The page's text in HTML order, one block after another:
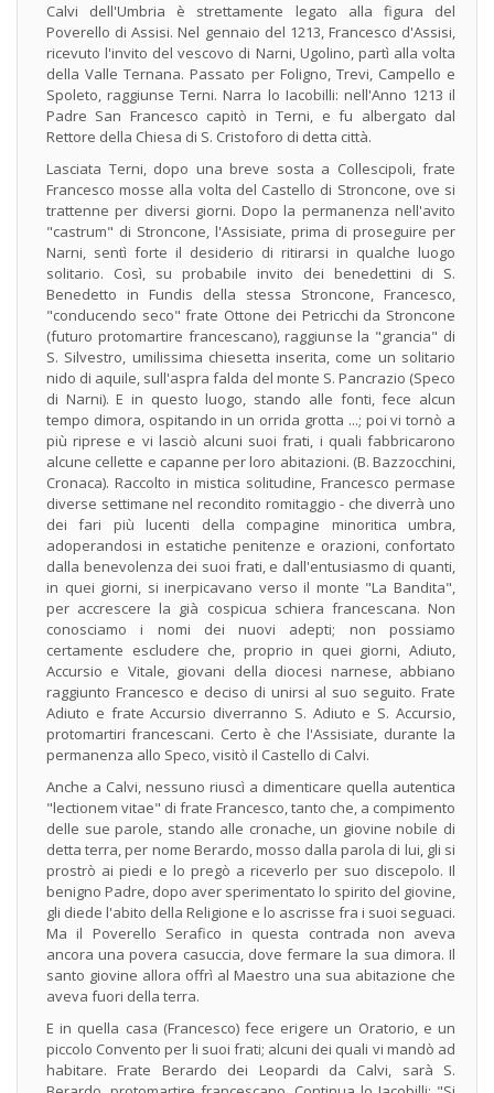
Calvi dell'Umbria è strettamente legato alla figura del
Poverello di Assisi. Nel gennaio del 1213, Francesco d'Assisi,
ricevuto l'invito del vescovo di Narni, Ugolino, partì alla volta
della Valle Ternana. Passato per Foligno, Trevi, Campello e
Spoleto, raggiunse Terni. Narra lo Iacobilli: nell'Anno 1213 il
Padre San Francesco capitò in Terni, e fu albergato dal
Rettore della Chiesa di S. Cristoforo di detta città.
Lasciata Terni, dopo una breve sosta a Collescipoli, frate
Francesco mosse alla volta del Castello di Stroncone, ove si
trattenne per diversi giorni. Dopo la permanenza nell'avito
"castrum" di Stroncone, l'Assisiate, prima di proseguire per
Narni, sentì forte il desiderio di ritirarsi in qualche luogo
solitario. Così, su probabile invito dei benedettini di S.
Benedetto in Fundis della stessa Stroncone, Francesco,
"conducendo seco" frate Ottone dei Petricchi da Stroncone
(futuro protomartire francescano), raggiunse la "grancia" di
S. Silvestro, umilissima chiesetta inserita, come un solitario
nido di aquile, sull'aspra falda del monte S. Pancrazio (Speco
di Narni). E in questo luogo, stando alle fonti, fece alcun
tempo dimora, ospitando in un orrida grotta ...; poi vi tornò a
più riprese e vi lasciò alcuni suoi frati, i quali fabbricarono
alcune cellette e capanne per loro abitazioni. (B. Bazzocchini,
Cronaca). Raccolto in mistica solitudine, Francesco permase
diverse settimane nel recondito romitaggio - che diverrà uno
dei fari più lucenti della compagine minoritica umbra,
adoperandosi in estatiche penitenze e orazioni, confortato
dalla benevolenza dei suoi frati, e dall'entusiasmo di quanti,
in quei giorni, si inerpicavano verso il monte "La Bandita",
per accrescere la già cospicua schiera francescana. Non
conosciamo i nomi dei nuovi adepti; non possiamo
certamente escludere che, proprio in quei giorni, Adiuto,
Accursio e Vitale, giovani della diocesi narnese, abbiano
raggiunto Francesco e deciso di unirsi al suo seguito. Frate
Adiuto e frate Accursio diverranno S. Adiuto e S. Accursio,
protomartiri francescani. Certo è che l'Assisiate, durante la
permanenza allo Speco, visitò il Castello di Calvi.
Anche a Calvi, nessuno riuscì a dimenticare quella autentica
"lectionem vitae" di frate Francesco, tanto che, a compimento
delle sue parole, stando alle cronache, un giovine nobile di
detta terra, per nome Berardo, mosso dalla parola di lui, gli si
prostrò ai piedi e lo pregò a riceverlo per suo discepolo. Il
benigno Padre, dopo aver sperimentato lo spirito del giovine,
gli diede l'abito della Religione e lo ascrisse fra i suoi seguaci.
Ma il Poverello Serafico in questa contrada non aveva
ancora una povera casuccia, dove fermare la sua dimora. Il
santo giovine allora offrì al Maestro una sua abitazione che
aveva fuori della terra.
E in quella casa (Francesco) fece erigere un Oratorio, e un
piccolo Convento per li suoi frati; alcuni dei quali vi mandò ad
habitare. Frate Berardo dei Leopardi da Calvi, sarà S.